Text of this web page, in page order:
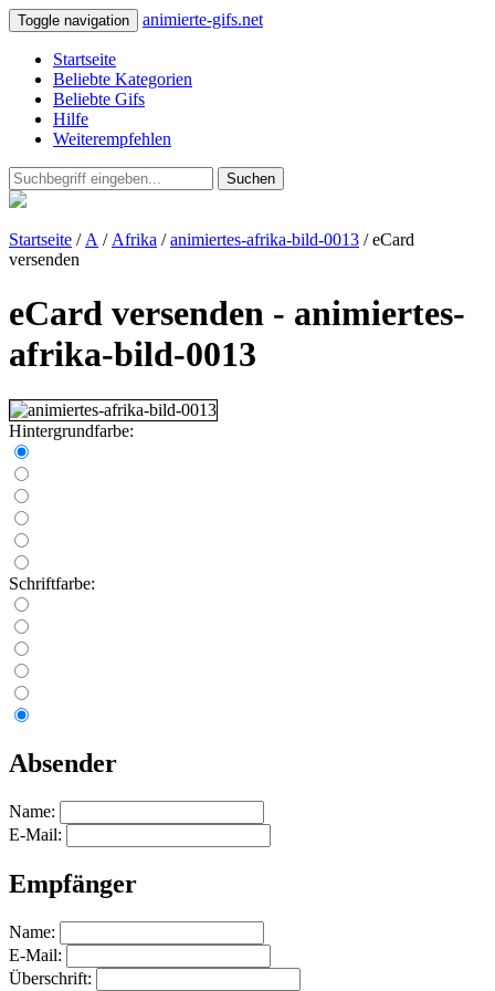
Toggle navigation animierte-gifs.net
Startseite
Beliebte Kategorien
Beliebte Gifs
Hilfe
Weiterempfehlen
Suchen
Startseite / A / Afrika /animiertes-afrika-bild-0013 / eCard
versenden
eCard versenden - animiertes-
afrika-bild-0013
Hintergrundfarbe:
Schriftfarbe:
Absender
Name:
E-Mail:
Empfänger
Name:
E-Mail:
Überschrift: